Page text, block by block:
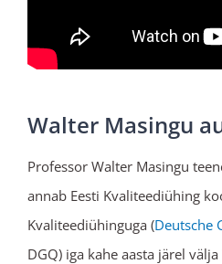
Walter Masingu
Professor Walter Masingu
annab Eesti Kvaliteediühing
Kvaliteediühinguga (Deutsche
DGQ) iga kahe aasta järel